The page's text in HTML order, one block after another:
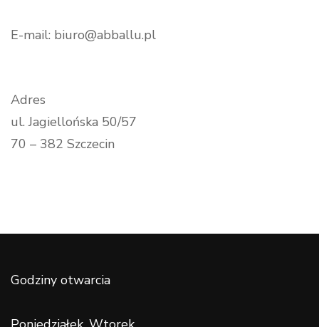
E-mail: biuro@abballu.pl
Adres
ul. Jagiellońska 50/57
70 – 382 Szczecin
Godziny otwarcia